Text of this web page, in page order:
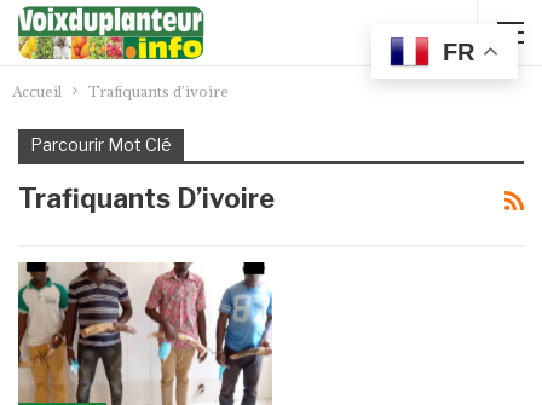
Accueil Trafiquants d’ivoire
Parcourir Mot Clé
Trafiquants D’ivoire
FR